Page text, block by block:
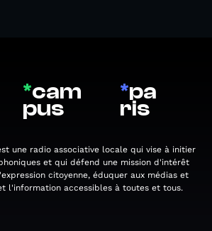
*cam
pus
*pa
ris
une radio associative locale qui vise à initier
et qui défend une mission d'intérêt
citoyenne, éduquer aux médias et
l'information accessibles à toutes et tous.